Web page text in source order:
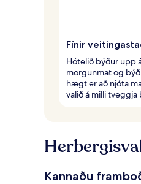
Fínir
Hótelið býður upp
morgunmat og
hægt er að njóta
valið á milli tveggja
Kannaðu